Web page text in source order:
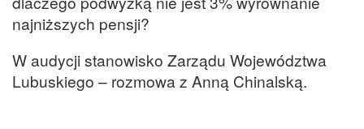
najniższych pensji?
W audycji stanowisko Zarządu Województwa
Lubuskiego – rozmowa z Anną Chinalską.